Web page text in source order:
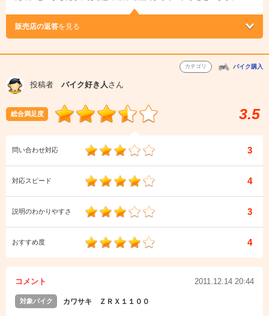
販売店の返答を見る
カテゴリ バイク購入
投稿者 バイク好き人さん
総合満足度 3.5
問い合わせ対応 3
対応スピード 4
説明のわかりやすさ 3
おすすめ度 4
コメント 2011.12.14 20:44
対象バイク カワサキ ＺＲＸ１１００